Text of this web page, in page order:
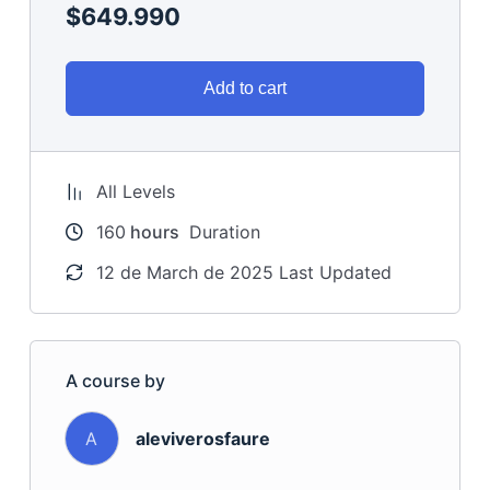
$649.990
Add to cart
All Levels
160 hours Duration
12 de March de 2025 Last Updated
A course by
A aleviverosfaure